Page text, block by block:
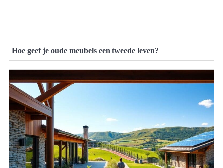
Hoe geef je oude meubels een tweede leven?